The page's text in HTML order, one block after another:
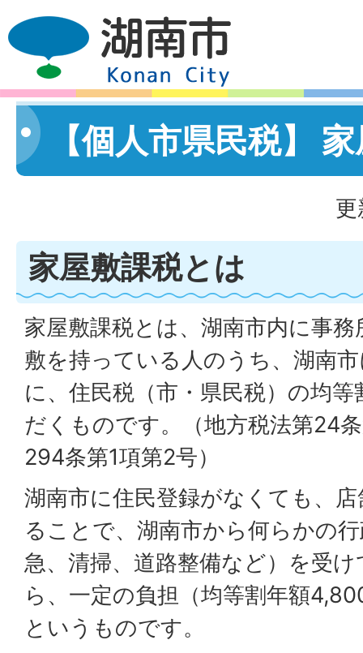
【個人市県民税】
家屋敷課税とは
家屋敷課税とは、湖南市内に事
敷を持っている人のうち、湖南
に、住民税（市・県民税）の均
だくものです。（地方税法第24
294条第1項第2号）
湖南市に住民登録がなくても、
ることで、湖南市から何らかの
急、清掃、道路整備など）を受
ら、一定の負担（均等割年額
というものです。